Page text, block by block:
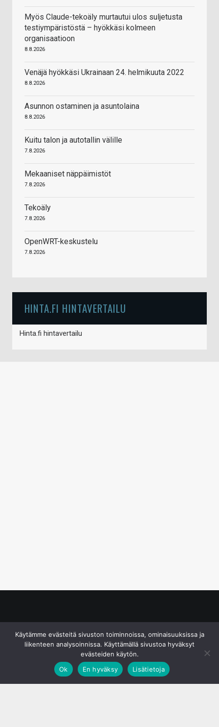
Myös Claude-tekoäly murtautui ulos suljetusta
testiympäristöstä – hyökkäsi kolmeen
organisaatioon
8.8.2026
Venäjä hyökkäsi Ukrainaan 24. helmikuuta 2022
8.8.2026
Asunnon ostaminen ja asuntolaina
8.8.2026
Kuitu talon ja autotallin välille
7.8.2026
Mekaaniset näppäimistöt
7.8.2026
Tekoäly
7.8.2026
OpenWRT-keskustelu
7.8.2026
HINTA.FI HINTAVERTAILU
Hinta.fi hintavertailu
Käytämme evästeitä sivuston toiminnoissa, ominaisuuksissa ja
liikenteen analysoinnissa. Käyttämällä sivustoa hyväksyt
evästeiden käytön.
Ok
En hyväksy Lisätietoja